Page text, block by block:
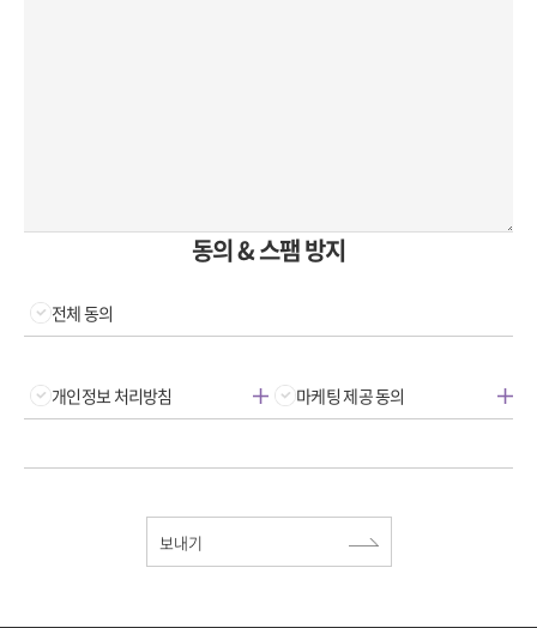
동의 & 스팸 방지
전체 동의
개인정보 처리방침 마케팅 제공 동의
보내기